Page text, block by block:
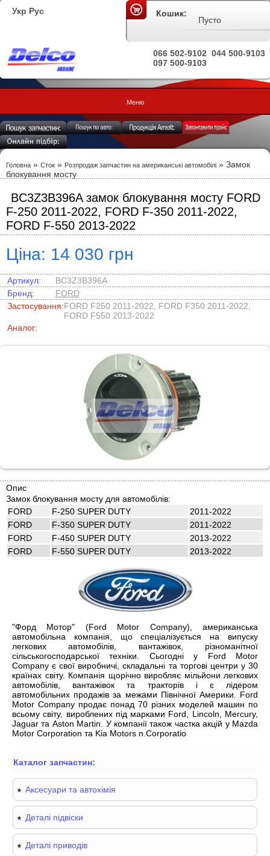
Укр Рус
044 500-9103
066 502-9102
097 500-9103
Кошик:
Пусто
Меню
Головна » Сток » Розпродаж запчастин на американські автомобілі » Замок
блокування мосту
BC3Z3B396A замок блокування мосту FORD
F-250 2011-2022, FORD F-350 2011-2022,
FORD F-550 2013-2022
Ціна: 14 030 грн
Артикул:
BC3Z3B396A
Бренд:
FORD
Застосування:FORD F250 2011-2022, FORD F350 2011-2022,
FORD F550 2013-2022
Аналог:
Опис
Замок блокування мосту для автомобілів:
FORD
F-250 SUPER DUTY
2011-2022
FORD
F-350 SUPER DUTY
2011-2022
FORD
F-450 SUPER DUTY
2013-2022
FORD
F-550 SUPER DUTY 2013-2022
"Форд Мотор" (Ford Motor Company), американська
автомобільна компанія, що спеціалізується на випуску
легкових автомобілів, вантажівок, різноманітної
сільськогосподарської техніки. Сьогодні у Ford Motor
Company є свої виробничі, складальні та торгові центри у 30
країнах світу. Компанія щорічно виробляє мільйони легкових
автомобілів, вантажівок та тракторів і є лідером
автомобільних продажів за межами Північної Америки. Ford
Motor Company продає понад 70 різних моделей машин по
всьому світу, вироблених під марками Ford, Lincoln, Mercury,
Jaguar та Aston Martin. У компанії також частка акцій у Mazda
Motor Corporation та Kia Motors n.Corporatio
Каталог запчастин:
Аксесуари та автохімія
Деталі підвіски
Деталі приводів